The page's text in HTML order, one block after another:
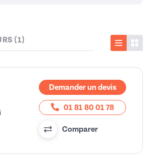
(1)
Liste
Demander un devis
01 81 80 01 78
Comparer